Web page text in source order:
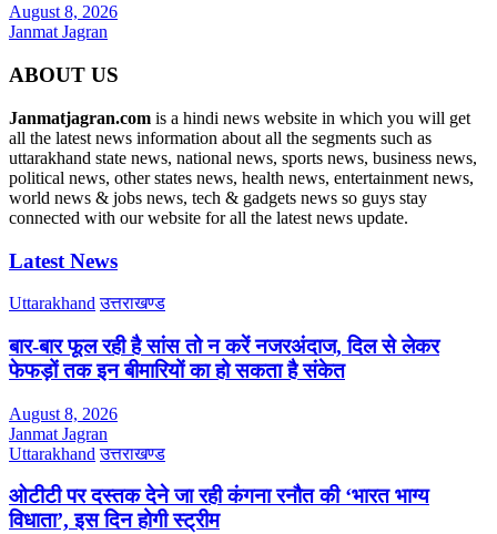
August 8, 2026
Janmat Jagran
ABOUT US
Janmatjagran.com is a hindi news website in which you will get
all the latest news information about all the segments such as
uttarakhand state news, national news, sports news, business news,
political news, other states news, health news, entertainment news,
world news & jobs news, tech & gadgets news so guys stay
connected with our website for all the latest news update.
Latest News
Uttarakhand उत्तराखण्ड
बार-बार फूल रही है सांस तो न करें नजरअंदाज, दिल से लेकर
फेफड़ों तक इन बीमारियों का हो सकता है संकेत
August 8, 2026
Janmat Jagran
Uttarakhand उत्तराखण्ड
ओटीटी पर दस्तक देने जा रही कंगना रनौत की ‘भारत भाग्य
विधाता’, इस दिन होगी स्ट्रीम